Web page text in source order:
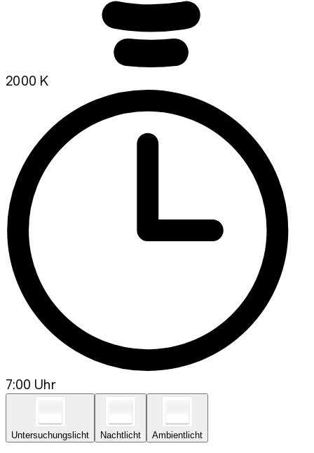
2000 K
7:00 Uhr
Untersuchungslicht Nachtlicht Ambientlicht